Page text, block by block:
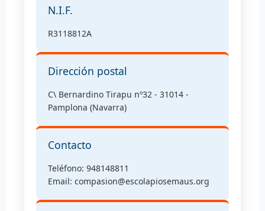
N.I.F.
R3118812A
Dirección postal
C\ Bernardino Tirapu nº32 - 31014 -
Pamplona (Navarra)
Contacto
Teléfono: 948148811
Email: compasion@escolapiosemaus.org